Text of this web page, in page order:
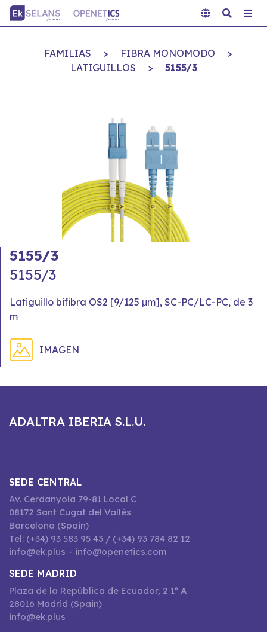
FAMILIAS > FIBRA MONOMODO
>
LATIGUILLOS
> 5155/3
5155/3
5155/3
Latiguillo bifibra OS2 [9/125 μm], SC-PC/LC-PC, de 3
m
IMAGEN
ADALTRA IBERIA S.L.U.
SEDE CENTRAL
Av. Cerdanyola 79-81 Local C
08172 Sant Cugat del Vallès
Barcelona (Spain)
Tel: (+34) 93 583 95 43 / (+34) 93 784 82 12
info@ek.plus – info@openetics.com
SEDE MADRID
Plaza de la República de Ecuador, 2 1º A
28016 Madrid (Spain)
info@ek.plus